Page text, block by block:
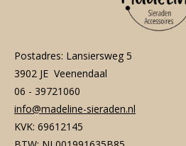
Postadres: Lansiersweg 5
3902 JE Veenendaal
06 - 39721060
info@madeline-sieraden.nl
KVK: 69612145